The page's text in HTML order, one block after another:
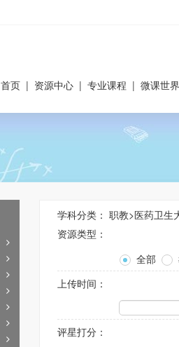
首页 | 资源中心 | 专业课程 | 微课世界
学科分类： 职教>医药卫生
资源类型：
全部
上传时间：
评星打分：